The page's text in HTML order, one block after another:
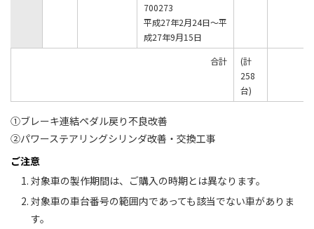
700273
平成27年2月24日～平
成27年9月15日
合計
(計
258
台)
①ブレーキ連結ペダル戻り不良改善
②パワーステアリングシリンダ改善・交換工事
ご注意
対象車の製作期間は、ご購入の時期とは異なります。
対象車の車台番号の範囲内であっても該当でない車がありま
す。